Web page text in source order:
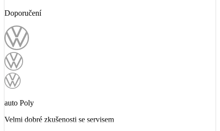
Doporučení
auto Poly
Velmi dobré zkušenosti se servisem